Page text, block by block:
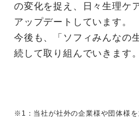
の変化を捉え、日々生理ケ
アップデートしています。
今後も、「ソフィみんなの
続して取り組んでいきます。
※1：当社が社外の企業様や団体様